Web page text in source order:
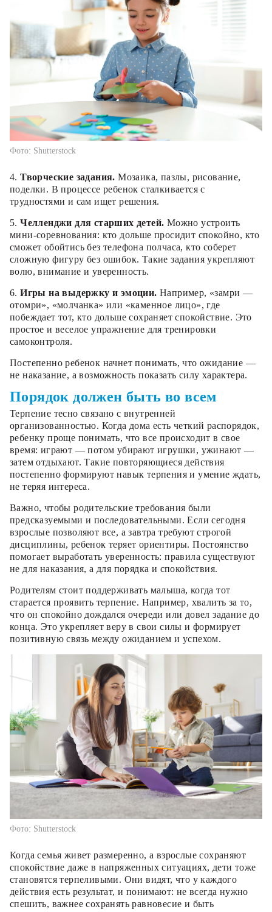
Фото: Shutterstock
4.Творческие задания. Мозаика, пазлы, рисование,
поделки. В процессе ребенок сталкивается с
трудностями и сам ищет решения.
5.Челленджи для старших детей. Можно устроить
мини-соревнования: кто дольше просидит спокойно, кто
сможет обойтись без телефона полчаса, кто соберет
сложную фигуру без ошибок. Такие задания укрепляют
волю, внимание и уверенность.
6.Игры на выдержку и эмоции. Например, «замри —
отомри», «молчанка» или «каменное лицо», где
побеждает тот, кто дольше сохраняет спокойствие. Это
простое и веселое упражнение для тренировки
самоконтроля.
Постепенно ребенок начнет понимать, что ожидание —
не наказание, а возможность показать силу характера.
Порядок должен быть во всем
Терпение тесно связано с внутренней
организованностью. Когда дома есть четкий распорядок,
ребенку проще понимать, что все происходит в свое
время: играют — потом убирают игрушки, ужинают —
затем отдыхают. Такие повторяющиеся действия
постепенно формируют навык терпения и умение ждать,
не теряя интереса.
Важно, чтобы родительские требования были
предсказуемыми и последовательными. Если сегодня
взрослые позволяют все, а завтра требуют строгой
дисциплины, ребенок теряет ориентиры. Постоянство
помогает выработать уверенность: правила существуют
не для наказания, а для порядка и спокойствия.
Родителям стоит поддерживать малыша, когда тот
старается проявить терпение. Например, хвалить за то,
что он спокойно дождался очереди или довел задание до
конца. Это укрепляет веру в свои силы и формирует
позитивную связь между ожиданием и успехом.
Фото: Shutterstock
Когда семья живет размеренно, а взрослые сохраняют
спокойствие даже в напряженных ситуациях, дети тоже
становятся терпеливыми. Они видят, что у каждого
действия есть результат, и понимают: не всегда нужно
спешить, важнее сохранять равновесие и быть